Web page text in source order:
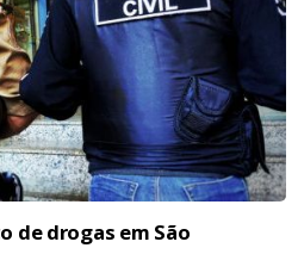
de drogas em São